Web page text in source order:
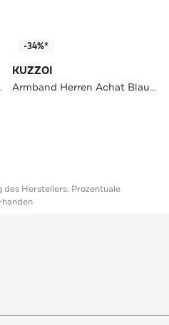
Silber Silber
-34%*
KUZZOI
Armband Herren Achat Blau Panzerkette 2er Set 925 Silber Dunkelblau
Herstellers. Prozentuale